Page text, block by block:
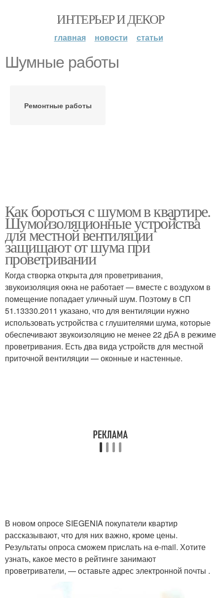
ИНТЕРЬЕР И ДЕКОР
главная новости статьи
Шумные работы
Ремонтные работы
Как бороться с шумом в квартире.
Шумоизоляционные устройства
для местной вентиляции
защищают от шума при
проветривании
Когда створка открыта для проветривания,
звукоизоляция окна не работает — вместе с воздухом в
помещение попадает уличный шум. Поэтому в СП
51.13330.2011 указано, что для вентиляции нужно
использовать устройства с глушителями шума, которые
обеспечивают звукоизоляцию не менее 22 дБА в режиме
проветривания. Есть два вида устройств для местной
приточной вентиляции — оконные и настенные.
В новом опросе SIEGENIA покупатели квартир
рассказывают, что для них важно, кроме цены.
Результаты опроса сможем прислать на e-mail. Хотите
узнать, какое место в рейтинге занимают
проветриватели, — оставьте адрес электронной почты .